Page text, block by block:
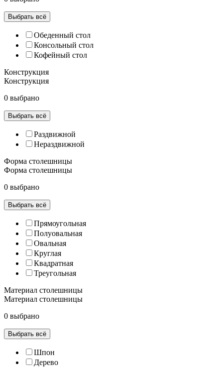
Выбрать всё
Обеденный стол
Консольный стол
Кофейный стол
Конструкция
Конструкция
0 выбрано
Выбрать всё
Раздвижной
Нераздвижной
Форма столешницы
Форма столешницы
0 выбрано
Выбрать всё
Прямоугольная
Полуовальная
Овальная
Круглая
Квадратная
Треугольная
Материал столешницы
Материал столешницы
0 выбрано
Выбрать всё
Шпон
Дерево